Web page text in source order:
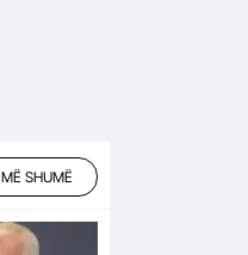
MË SHUMË